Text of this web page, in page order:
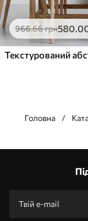
966.66грн580
Головна
Виготовлення за
Промокоди зі знижками